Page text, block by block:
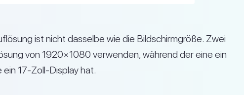
ist nicht dasselbe wie die Bildschirmgröße. Zwei
von 1920×1080 verwenden, während der eine ein
17-Zoll-Display hat.